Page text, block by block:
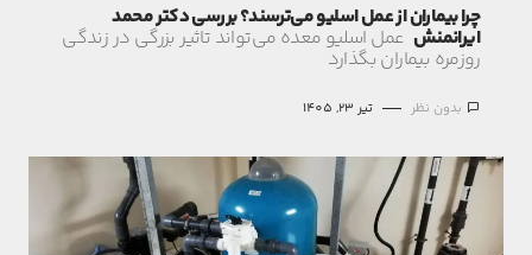
چرا بیماران از عمل اسلیو می‌ترسند؟ بررسی دکتر محمد
ایرانمنش عمل اسلیو معده می‌تواند تاثیر بزرگی در زندگی
روزمره بیماران بگذارد
بدون نظر تیر 23, 1405